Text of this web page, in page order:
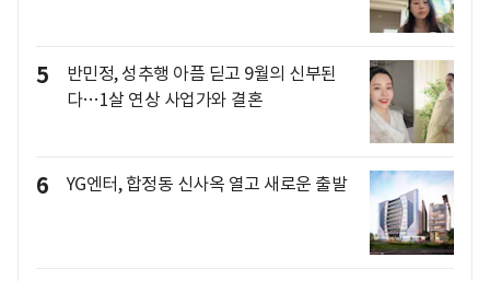
5
반민정, 성추행 아픔 딛고 9월의 신부된
다…1살 연상 사업가와 결혼
6 YG엔터, 합정동 신사옥 열고 새로운 출발